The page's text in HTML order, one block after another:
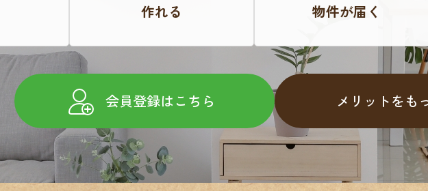
作れる
物件が届く
会員登録はこちら メリットをも